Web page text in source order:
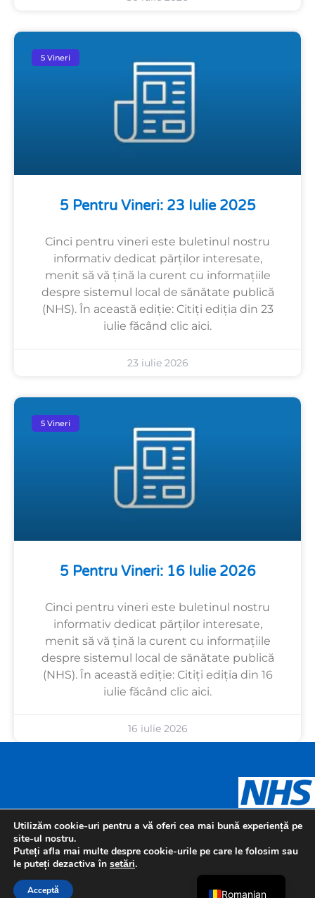
5 Vineri
5 Pentru Vineri: 23 Iulie 2025
Cinci pentru vineri este buletinul nostru
informativ dedicat părților interesate,
menit să vă țină la curent cu informațiile
despre sistemul local de sănătate publică
(NHS). În această ediție: Citiți ediția din 23
iulie făcând clic aici.
23 iulie 2026
5 Vineri
5 Pentru Vineri: 16 Iulie 2026
Cinci pentru vineri este buletinul nostru
informativ dedicat părților interesate,
menit să vă țină la curent cu informațiile
despre sistemul local de sănătate publică
(NHS). În această ediție: Citiți ediția din 16
iulie făcând clic aici.
16 iulie 2026
Utilizăm cookie-uri pentru a vă oferi cea mai bună experiență pe
site-ul nostru.
Puteți afla mai multe despre cookie-urile pe care le folosim sau
le puteți dezactiva în setări.
Acceptă Romanian
Polish
Arabic
Gujarati
Panjabi